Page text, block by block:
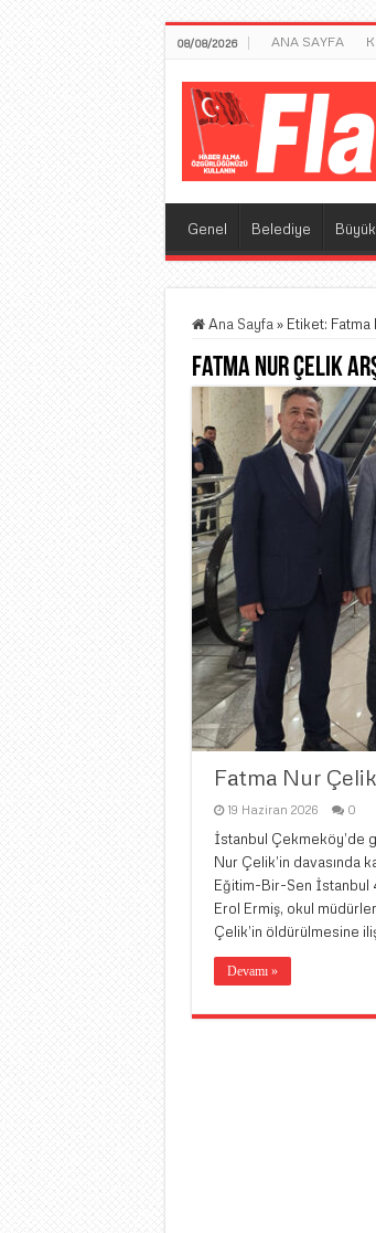
08/08/2026 ANA SAYFA
Genel Belediye
Ana Sayfa » Etiket: Fatma
Fatma Nur Çelik
Fatma Nur
19 Haziran 2026 0
İstanbul Çekmeköy’de
Nur Çelik’in davasında
Eğitim-Bir-Sen İstanbul
Erol Ermiş, okul
Çelik’in öldürülmesine
Devamı »